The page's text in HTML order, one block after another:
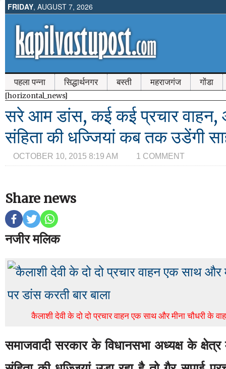
FRIDAY, AUGUST 7, 2026
पहला पन्ना सिद्धार्थनगर बस्ती महराजगंज गोंडा
[horizontal_news]
सरे आम डांस, कई कई प्रचार
संहिता की धज्जियां कब तक उडेंगी
OCTOBER 10, 2015 8:19 AM 1 COMMENT
Share news
नजीर मलिक
कैलाशी देवी के दो दो प्रचार वाहन एक साथ और मीना चौधरी के
समाजवादी सरकार के विधानसभा अध्यक्ष के